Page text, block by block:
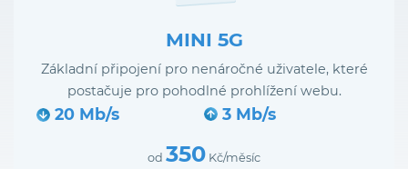
MINI 5G
Základní připojení pro nenáročné uživatele, které
postačuje pro pohodlné prohlížení webu.
20 Mb/s 3 Mb/s
od 350 Kč/měsíc